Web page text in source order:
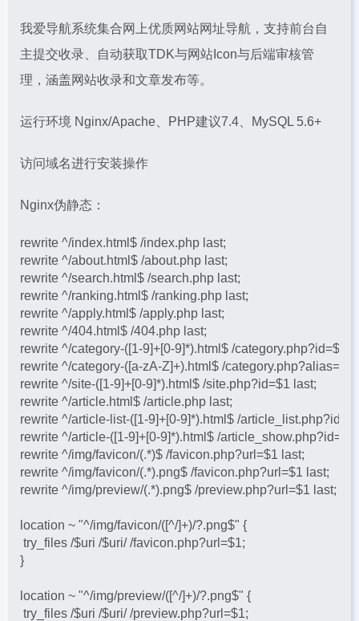
我爱导航系统集合网上优质网站网址导航，支持前台自
主提交收录、自动获取TDK与网站Icon与后端审核管
理，涵盖网站收录和文章发布等。
运行环境 Nginx/Apache、PHP建议7.4、MySQL 5.6+
访问域名进行安装操作
Nginx伪静态：
rewrite ^/index.html$ /index.php last;
rewrite ^/about.html$ /about.php last;
rewrite ^/search.html$ /search.php last;
rewrite ^/ranking.html$ /ranking.php last;
rewrite ^/apply.html$ /apply.php last;
rewrite ^/404.html$ /404.php last;
rewrite ^/category-([1-9]+[0-9]*).html$ /category.php?id=$1
rewrite ^/category-([a-zA-Z]+).html$ /category.php?alias=$1
rewrite ^/site-([1-9]+[0-9]*).html$ /site.php?id=$1 last;
rewrite ^/article.html$ /article.php last;
rewrite ^/article-list-([1-9]+[0-9]*).html$ /
rewrite ^/article-([1-9]+[0-9]*).html$ /article_show.php?id=$1
rewrite ^/img/favicon/(.*)$ /favicon.php?url=$1 last;
rewrite ^/img/favicon/(.*).png$ /favicon.php?url=$1 last;
rewrite ^/img/preview/(.*).png$ /preview.php?url=$1 last;
location ~ "^/img/favicon/([^/]+)/?.png$" {
try_files /$uri /$uri/ /favicon.php?url=$1;
}
location ~ "^/img/preview/([^/]+)/?.png$" {
try_files /$uri /$uri/ /preview.php?url=$1;